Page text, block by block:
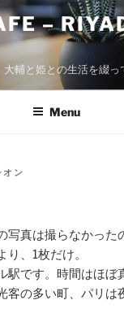
–
輔と姫との生活を綴っ
Menu
オン
写真は撮らなかった
、1枚だけ。
駅です。時間はほぼ
客の多い町、パリは